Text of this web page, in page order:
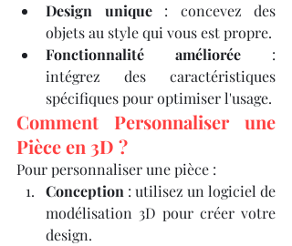
Design unique : concevez des
objets au style qui vous est propre.
Fonctionnalité améliorée :
intégrez des caractéristiques
spécifiques pour optimiser l'usage.​
Comment Personnaliser une
Pièce en 3D ?
Pour personnaliser une pièce :​
Conception : utilisez un logiciel de
modélisation 3D pour créer votre
design.